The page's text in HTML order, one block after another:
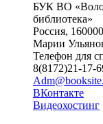
БУК ВО
библиотека»
Россия,
Марии
Телефон для
8(8172)21-17-
ВКонтакте
Видеохостинг